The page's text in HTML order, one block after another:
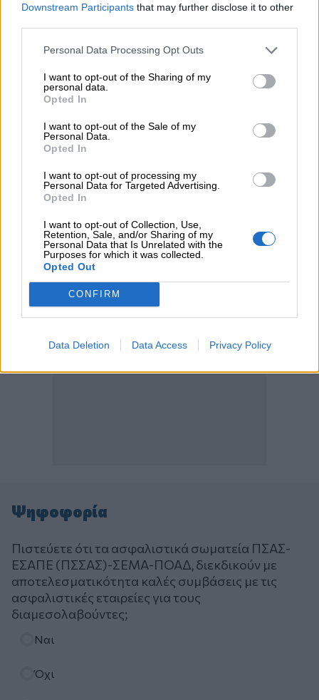
Downstream Participants that may further disclose it to other
Personal Data Processing Opt Outs
I want to opt-out of the Sharing of my
personal data.
Opted In
I want to opt-out of the Sale of my
Personal Data.
Opted In
I want to opt-out of processing my
Personal Data for Targeted Advertising.
Opted In
I want to opt-out of Collection, Use,
Retention, Sale, and/or Sharing of my
Personal Data that Is Unrelated with the
Purposes for which it was collected.
Opted Out
CONFIRM
Data Deletion Data Access Privacy Policy
μπορεί να έχουμε θεραπεία που αναστέλλει την εξέλιξη του
Πάρκινσον»
Ε.Ε και παράνομη μετανάστευση: προτάσεις και δράσεις με
παρονομαστή το κοινό συμφέρον
Αντώνης Βουκλαρής - «ΕΡΡΙΚΟΣ ΝΤΥΝΑΝ»
Η νέα εποχή στην εκπαίδευση των ασφαλιστικών
διαμεσολαβητών
ΠΕΡΙΣΣΟΤΕΡΑ
Ψηφοφορία
Πιστεύετε ότι τα ασφαλιστικά σωματεία ΠΣΑΣ-
ΕΣΑΠΕ (ΠΣΣΑΣ)-ΣΕΜΑ-ΠΟΑΔ, διεκδικούν με
αποτελεσματικότητα καλές συμβάσεις με τις
ασφαλιστικές εταιρείες για τους
διαμεσολαβούντες;
Ναι
Όχι